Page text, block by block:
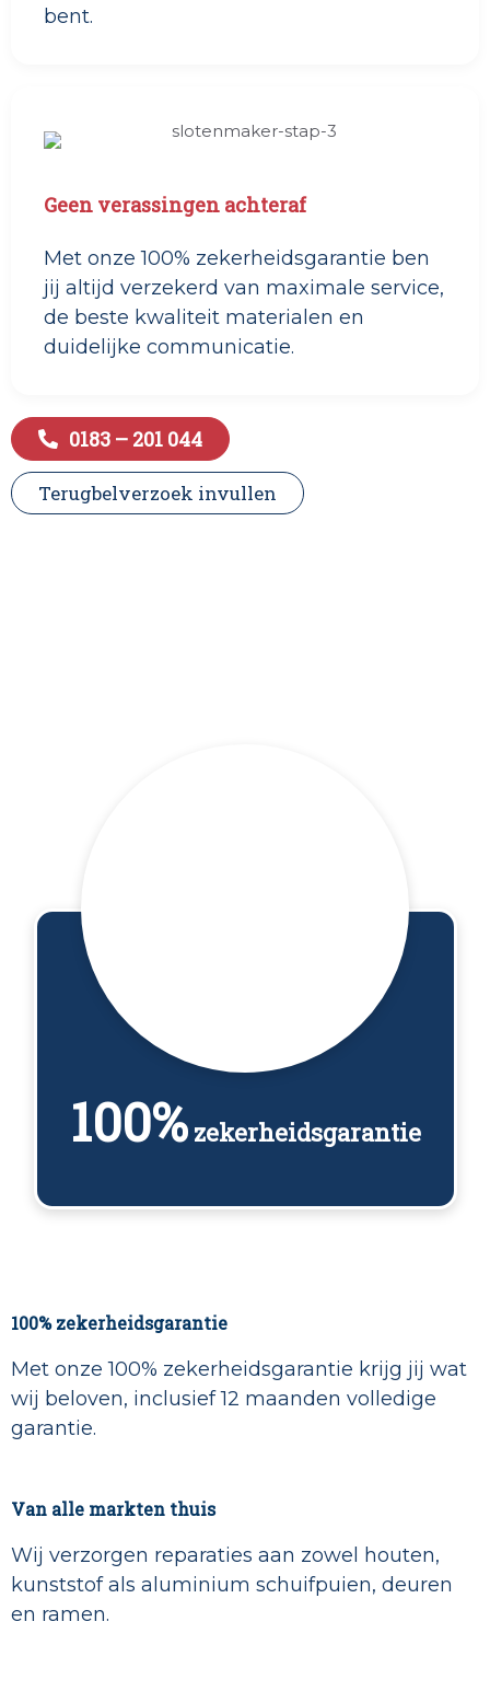
bent.
Geen verassingen achteraf
Met onze 100% zekerheidsgarantie ben
jij altijd verzekerd van maximale service,
de beste kwaliteit materialen en
duidelijke communicatie.
0183 – 201 044
Terugbelverzoek invullen
100%zekerheidsgarantie
100% zekerheidsgarantie
Met onze 100% zekerheidsgarantie krijg jij wat
wij beloven, inclusief 12 maanden volledige
garantie.
Van alle markten thuis
Wij verzorgen reparaties aan zowel houten,
kunststof als aluminium schuifpuien, deuren
en ramen.